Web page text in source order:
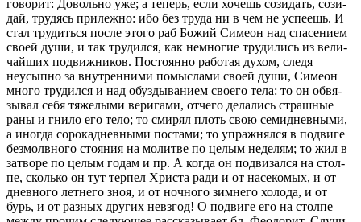
го­во­рит: До­воль­но уже; а те­перь, если хо­чешь со­зи­дать, со­зи­
дай, тру­дясь при­леж­но: ибо без труда ни в чем не успе­ешь. И
стал тру­дить­ся после этого раб Божий Си­ме­он над спа­се­ни­ем
своей души, и так тру­дил­ся, как немно­гие тру­ди­лись из ве­ли­
чай­ших по­движ­ни­ков. По­сто­ян­но ра­бо­тая духом, следя
неусып­но за внут­рен­ни­ми по­мыс­ла­ми своей души, Си­ме­он
много тру­дил­ся и над обуз­ды­ва­ни­ем сво­е­го тела: то он об­вя­
зы­вал себя тя­же­лы­ми ве­ри­га­ми, от­че­го де­ла­лись страш­ные
раны и гнило его тело; то сми­рял плоть свою се­ми­днев­ны­ми,
а ино­гда со­ро­ка­днев­ны­ми по­ста­ми; то упраж­нял­ся в по­дви­ге
без­молв­но­го сто­я­ния на мо­лит­ве по целым неде­лям; то жил в
за­тво­ре по целым годам и пр. А когда он под­ви­зал­ся на стол­
пе, сколь­ко он тут тер­пел Хри­ста ради и от на­се­ко­мых, и от
днев­но­го лет­не­го зноя, и от ноч­но­го зим­не­го хо­ло­да, и от
бурь, и от раз­ных дру­гих невзгод! О по­дви­ге его на стол­пе